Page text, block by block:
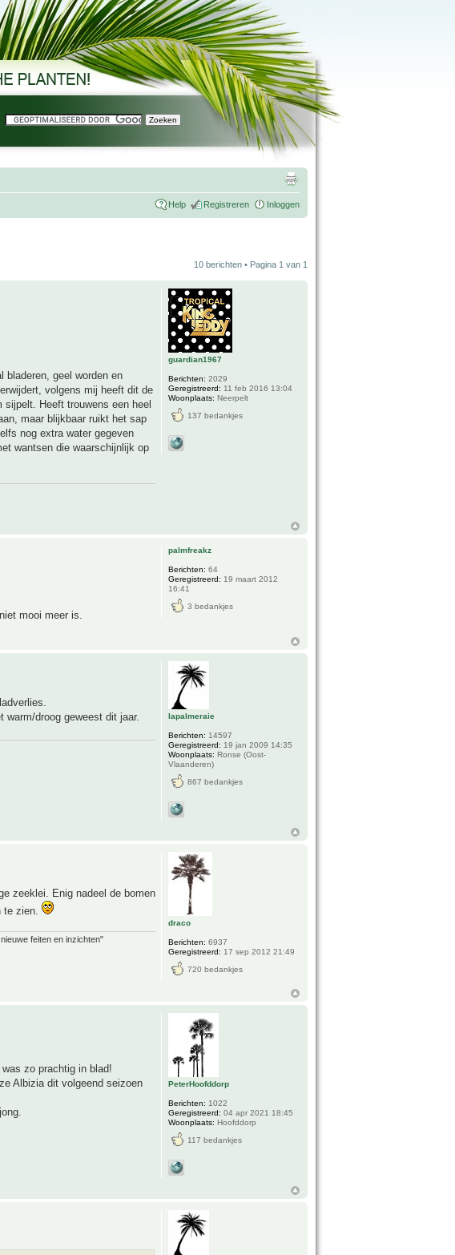
Help Registreren Inloggen
10 berichten • Pagina 1 van 1
bladeren, geel worden en
volgens mij heeft dit de
Heeft trouwens een heel
maar blijkbaar ruikt het sap
nog extra water gegeven
wantsen die waarschijnlijk op
guardian1967
Berichten: 2029
Geregistreerd: 11 feb 2016 13:04
Woonplaats: Neerpelt
137 bedankjes
mooi meer is.
palmfreakz
Berichten: 64
Geregistreerd: 19 maart 2012
16:41
3 bedankjes
droog geweest dit jaar.
lapalmeraie
Berichten: 14597
Geregistreerd: 19 jan 2009 14:35
Woonplaats: Ronse (Oost-
Vlaanderen)
867 bedankjes
zeeklei. Enig nadeel de bomen
zien.
feiten en inzichten"
draco
Berichten: 6937
Geregistreerd: 17 sep 2012 21:49
720 bedankjes
zo prachtig in blad!
Albizia dit volgeend seizoen
PeterHoofddorp
Berichten: 1022
Geregistreerd: 04 apr 2021 18:45
Woonplaats: Hoofddorp
117 bedankjes